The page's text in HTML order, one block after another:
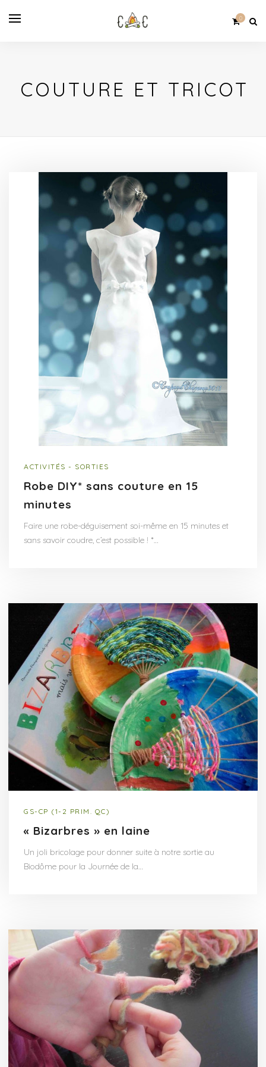
0
COUTURE ET TRICOT
ACTIVITÉS - SORTIES
Robe DIY* sans couture en 15
minutes
Faire une robe-déguisement soi-même en 15 minutes et
sans savoir coudre, c’est possible ! *…
GS-CP (1-2 PRIM. QC)
« Bizarbres » en laine
Un joli bricolage pour donner suite à notre sortie au
Biodôme pour la Journée de la…